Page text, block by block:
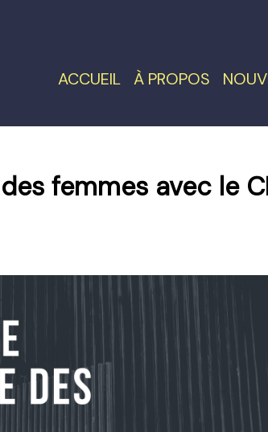
ACCUEIL À PROPOS
femmes avec le